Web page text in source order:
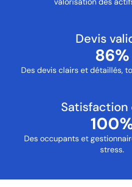
Des devis clairs et détaillés,
Devis
86%
Des occupants et
stress.
100